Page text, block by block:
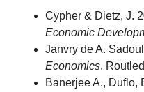
Cypher & Dietz, J.
Economic
Janvry de A.
Economics.
Banerjee A., Duflo,